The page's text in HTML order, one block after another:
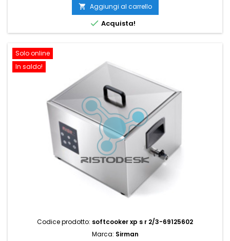
 Aggiungi al carrello
 Acquista!
Solo online
In saldo!
Codice prodotto: softcooker xp s r 2/3-69125602
Marca: Sirman